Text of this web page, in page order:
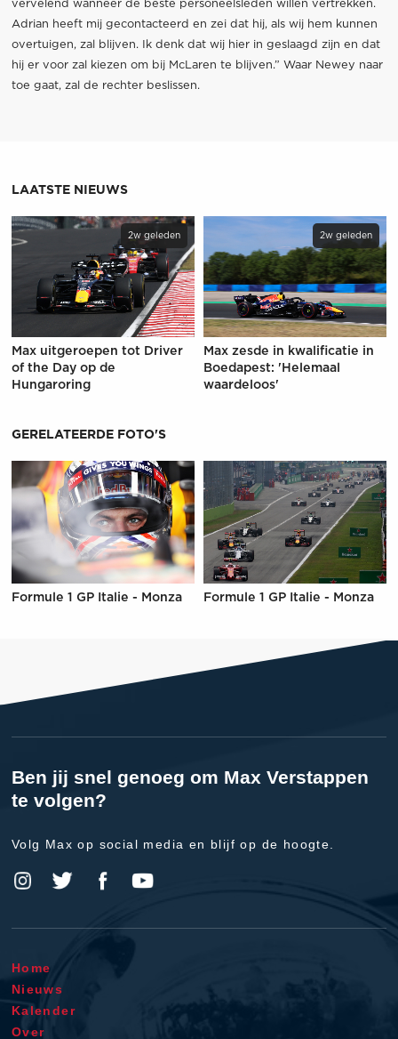
vervelend wanneer de beste personeelsleden willen vertrekken.
Adrian heeft mij gecontacteerd en zei dat hij, als wij hem kunnen
overtuigen, zal blijven. Ik denk dat wij hier in geslaagd zijn en dat
hij er voor zal kiezen om bij McLaren te blijven.” Waar Newey naar
toe gaat, zal de rechter beslissen.
LAATSTE NIEUWS
2w geleden
Max uitgeroepen tot Driver
of the Day op de
Hungaroring
2w geleden
Max zesde in kwalificatie in
Boedapest: 'Helemaal
waardeloos'
GERELATEERDE FOTO'S
Formule 1 GP Italie - Monza Formule 1 GP Italie - Monza
Ben jij snel genoeg om Max Verstappen
te volgen?
Volg Max op social media en blijf op de hoogte.
Home
Nieuws
Kalender
Over